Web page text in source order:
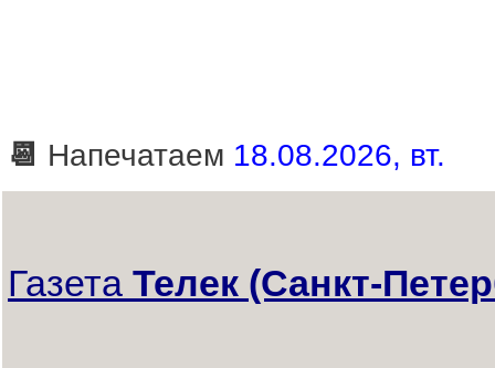
📆 Напечатаем 18.08.2026, вт.
Газета Телек (Санкт-